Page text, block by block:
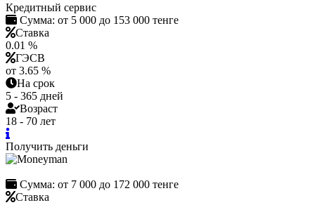
Кредитный сервис
Сумма: от 5 000 до 153 000 тенге
Ставка
0.01 %
ГЭСВ
от 3.65 %
На срок
5 - 365 дней
Возраст
18 - 70 лет
Получить деньги
Сумма: от 7 000 до 172 000 тенге
Ставка